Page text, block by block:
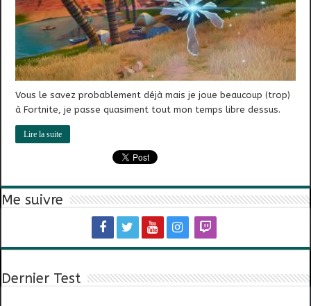
Vous le savez probablement déjà mais je joue beaucoup (trop)
à Fortnite, je passe quasiment tout mon temps libre dessus.
Lire la suite
Me suivre
Dernier Test